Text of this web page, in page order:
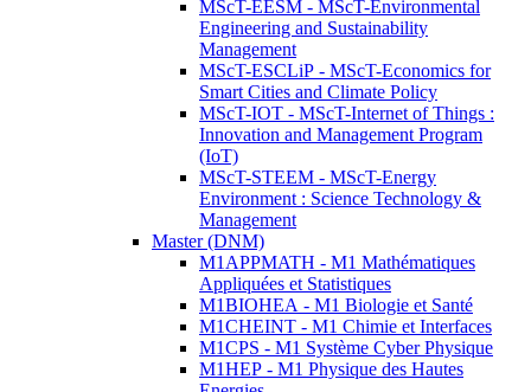
MScT-EESM - MScT-Environmental
Engineering and Sustainability
Management
MScT-ESCLiP - MScT-Economics for
Smart Cities and Climate Policy
MScT-IOT - MScT-Internet of Things :
Innovation and Management Program
(IoT)
MScT-STEEM - MScT-Energy
Environment : Science Technology &
Management
Master (DNM)
M1APPMATH - M1 Mathématiques
Appliquées et Statistiques
M1BIOHEA - M1 Biologie et Santé
M1CHEINT - M1 Chimie et Interfaces
M1CPS - M1 Système Cyber Physique
M1HEP - M1 Physique des Hautes